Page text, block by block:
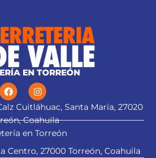
EN TORREÓN
Cuitláhuac, Santa María, 27020
Coahuila
en Torreón
Centro, 27000 Torreón, Coahuila